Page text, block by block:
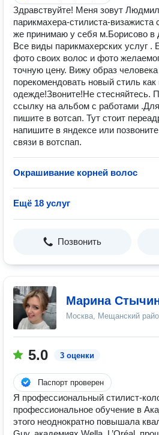
Здравствуйте! Меня зовут
парикмахера-стилиста-
же принимаю у себя м.Борисово в
Все виды парикмахерских услуг .
фото своих волос и фото
точную цену. Вижу образ
порекомендовать новый стиль как
одежде!Звоните!Не стесняйтесь.
ссылку на альбом с работами
пишите в вотсап. Тут стоит
напишите в яндексе или
связи в вотспап.
Окрашивание корней волос
Ещё 18 услуг
Позвонить
Марина
Москва, Мещанский
5.0 3 оценки
Паспорт проверен
Я профессиональный стилист-
профессиональное обучение в
этого неоднократно повышала